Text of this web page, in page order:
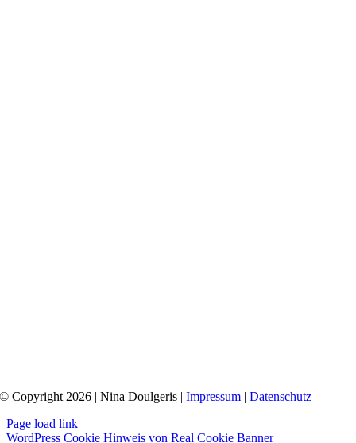
© Copyright 2026 | Nina Doulgeris |Impressum |Datenschutz
Page load link
WordPress Cookie Hinweis von Real Cookie Banner